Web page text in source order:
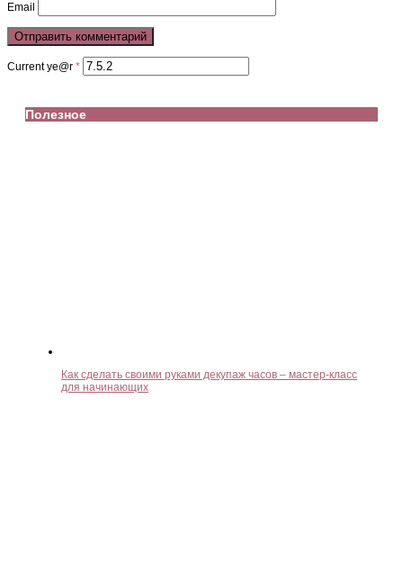
Email
Current ye@r *
Полезное
Как сделать своими руками декупаж часов – мастер-класс
для начинающих